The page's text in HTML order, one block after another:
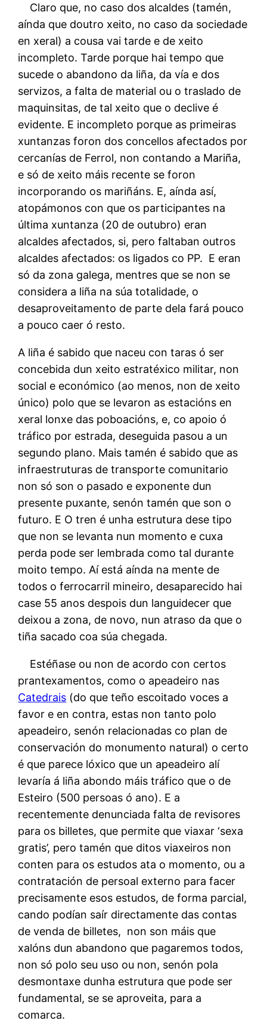
Claro que, no caso dos alcaldes (tamén,
aínda que doutro xeito, no caso da sociedade
en xeral) a cousa vai tarde e de xeito
incompleto. Tarde porque hai tempo que
sucede o abandono da liña, da vía e dos
servizos, a falta de material ou o traslado de
maquinsitas, de tal xeito que o declive é
evidente. E incompleto porque as primeiras
xuntanzas foron dos concellos afectados por
cercanías de Ferrol, non contando a Mariña,
e só de xeito máis recente se foron
incorporando os mariñáns. E, aínda así,
atopámonos con que os participantes na
última xuntanza (20 de outubro) eran
alcaldes afectados, si, pero faltaban outros
alcaldes afectados: os ligados co PP. E eran
só da zona galega, mentres que se non se
considera a liña na súa totalidade, o
desaproveitamento de parte dela fará pouco
a pouco caer ó resto.
A liña é sabido que naceu con taras ó ser
concebida dun xeito estratéxico militar, non
social e económico (ao menos, non de xeito
único) polo que se levaron as estacións en
xeral lonxe das poboacións, e, co apoio ó
tráfico por estrada, deseguida pasou a un
segundo plano. Mais tamén é sabido que as
infraestruturas de transporte comunitario
non só son o pasado e exponente dun
presente puxante, senón tamén que son o
futuro. E O tren é unha estrutura dese tipo
que non se levanta nun momento e cuxa
perda pode ser lembrada como tal durante
moito tempo. Aí está aínda na mente de
todos o ferrocarril mineiro, desaparecido hai
case 55 anos despois dun languidecer que
deixou a zona, de novo, nun atraso da que o
tiña sacado coa súa chegada.
Estéñase ou non de acordo con certos
prantexamentos, como o apeadeiro nas
Catedrais (do que teño escoitado voces a
favor e en contra, estas non tanto polo
apeadeiro, senón relacionadas co plan de
conservación do monumento natural) o certo
é que parece lóxico que un apeadeiro alí
levaría á liña abondo máis tráfico que o de
Esteiro (500 persoas ó ano). E a
recentemente denunciada falta de revisores
para os billetes, que permite que viaxar ‘sexa
gratis’, pero tamén que ditos viaxeiros non
conten para os estudos ata o momento, ou a
contratación de persoal externo para facer
precisamente esos estudos, de forma parcial,
cando podían saír directamente das contas
de venda de billetes, non son máis que
xalóns dun abandono que pagaremos todos,
non só polo seu uso ou non, senón pola
desmontaxe dunha estrutura que pode ser
fundamental, se se aproveita, para a
comarca.